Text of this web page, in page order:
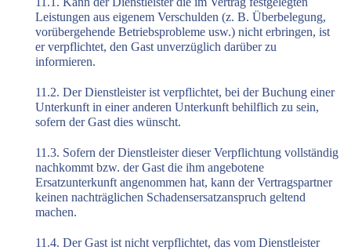
Leistungen aus eigenem Verschulden (z. B. Überbelegung,
vorübergehende Betriebsprobleme usw.) nicht erbringen, ist
er verpflichtet, den Gast unverzüglich darüber zu
informieren.
11.2. Der Dienstleister ist verpflichtet, bei der Buchung einer
Unterkunft in einer anderen Unterkunft behilflich zu sein,
sofern der Gast dies wünscht.
11.3. Sofern der Dienstleister dieser Verpflichtung vollständig
nachkommt bzw. der Gast die ihm angebotene
Ersatzunterkunft angenommen hat, kann der Vertragspartner
keinen nachträglichen Schadensersatzanspruch geltend
machen.
11.4. Der Gast ist nicht verpflichtet, das vom Dienstleister